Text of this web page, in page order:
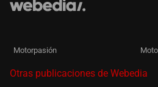
Motorpasión
Otras publicaciones de Webedia